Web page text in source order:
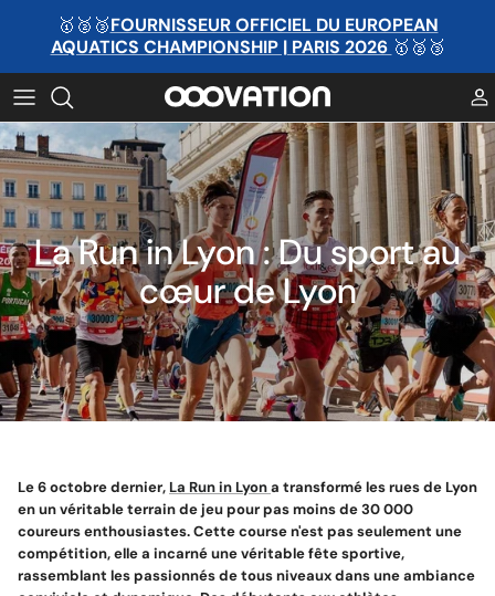
contenu
🥇🥈🥉FOURNISSEUR OFFICIEL DU EUROPEAN
AQUATICS CHAMPIONSHIP | PARIS 2026 🥇🥈🥉
MÉDAILLE PAR MATIÈRE
MÉDAILLE PAR CATÉGORIE
MÉDAILLE PAR SPORT
MÉDAILLE PAR SPORT
MÉDAILLE PAR SPORT
TROPHÉE PAR MATIÈRE
TROPHÉE PAR CATÉGORIE
TROPHÉE PAR SPORT
TROPHÉE PAR SPORT
Ruban personnalisé
Pins personnalisé
La Run in Lyon : Du sport au
cœur de Lyon
Le 6 octobre dernier, La Run in Lyona transformé les rues de Lyon
en un véritable terrain de jeu pour pas moins de 30 000
coureurs enthousiastes. Cette course n'est pas seulement une
compétition, elle a incarné une véritable fête sportive,
rassemblant les passionnés de tous niveaux dans une ambiance